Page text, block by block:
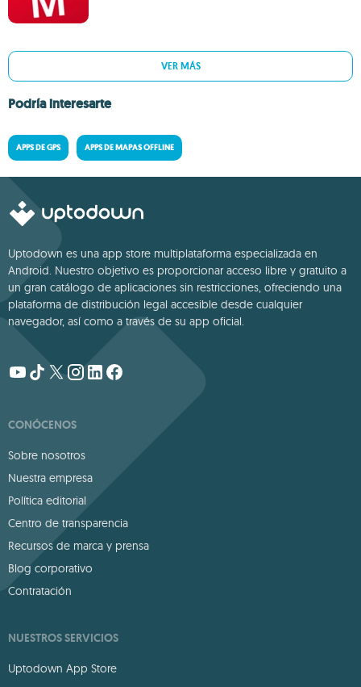
VER MÁS
Podría interesarte
APPS DE GPS APPS DE MAPAS OFFLINE
Uptodown es una app store multiplataforma especializada en
Android. Nuestro objetivo es proporcionar acceso libre y gratuito a
un gran catálogo de aplicaciones sin restricciones, ofreciendo una
plataforma de distribución legal accesible desde cualquier
navegador, así como a través de su app oficial.
CONÓCENOS
Sobre nosotros
Nuestra empresa
Política editorial
Centro de transparencia
Recursos de marca y prensa
Blog corporativo
Contratación
NUESTROS SERVICIOS
Uptodown App Store